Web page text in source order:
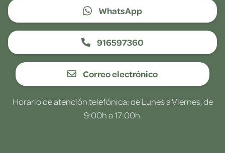
WhatsApp
916597360
Correo electrónico
Horario de atención telefónica: de Lunes a Viernes, de
9:00h a 17:00h.